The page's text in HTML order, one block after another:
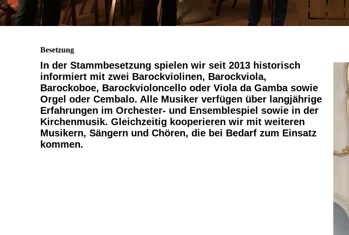
Besetzung
In der Stammbesetzung spielen wir seit 2013 historisch
informiert mit zwei Barockviolinen, Barockviola,
Barockoboe, Barockvioloncello oder Viola da Gamba sowie
Orgel oder Cembalo. Alle Musiker verfügen über langjährige
Erfahrungen im Orchester- und Ensemblespiel sowie in der
Kirchenmusik. Gleichzeitig kooperieren wir mit weiteren
Musikern, Sängern und Chören, die bei Bedarf zum Einsatz
kommen.